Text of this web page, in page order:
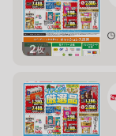
2枚